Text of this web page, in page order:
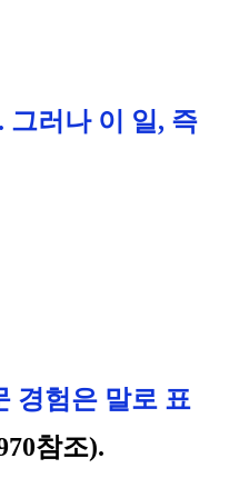
그러나 이 일, 즉
경험은 말로 표
참조).